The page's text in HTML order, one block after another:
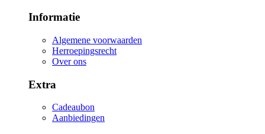
Informatie
Algemene voorwaarden
Herroepingsrecht
Over ons
Extra
Cadeaubon
Aanbiedingen